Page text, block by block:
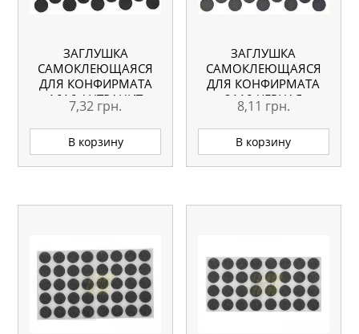
ЗАГЛУШКА
САМОКЛЕЮЩАЯСЯ
ДЛЯ КОНФИРМАТА
1616 АНТРАЦИТ
7,32 грн.
В корзину
ЗАГЛУШКА
САМОКЛЕЮЩАЯСЯ
ДЛЯ КОНФИРМАТА
2110 ЧЕРНАЯ
8,11 грн.
В корзину